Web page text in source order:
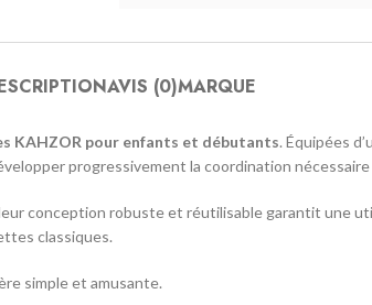
AVIS (0)MARQUE
KAHZOR pour enfants et débutants. Équipées
progressivement la coordination
conception robuste et réutilisable garantit une
classiques.
simple et amusante.